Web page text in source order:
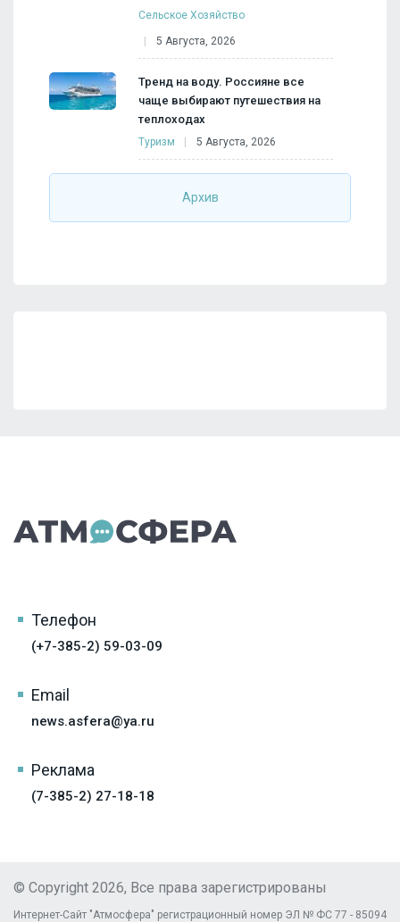
Сельское Хозяйство
5 Августа, 2026
Тренд на воду. Россияне все
чаще выбирают путешествия на
теплоходах
Туризм 5 Августа, 2026
Архив
Телефон
(+7-385-2) 59-03-09
Email
news.asfera@ya.ru
Реклама
(7-385-2) 27-18-18
© Copyright 2026, Все права зарегистрированы
Интернет-Сайт "Атмосфера" регистрационный номер ЭЛ № ФС 77 - 85094